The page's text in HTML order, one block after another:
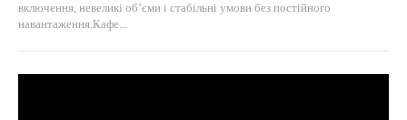
включення, невеликі об’єми і стабільні умови без постійного
навантаження.Кафе...